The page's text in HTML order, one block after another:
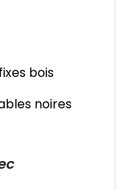
bois
noires